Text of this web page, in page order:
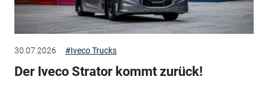
30.07.2026 #Iveco Trucks
Der Iveco Strator kommt zurück!